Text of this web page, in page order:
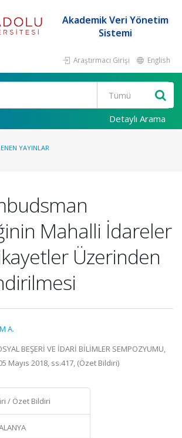
Akademik Veri Yönetim
Sistemi
Araştırmacı Girişi English
Detaylı Arama
YAYINLAR
Mahalli İdareler
Üzerinden
A.
BEŞERİ VE İDARİ BİLİMLER SEMPOZYUMU,
Mayıs 2018, ss.417, (Özet Bildiri)
/ Özet Bildiri